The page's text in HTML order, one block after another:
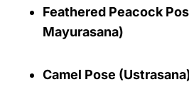
Feathered Peacock
Mayurasana)
Camel Pose